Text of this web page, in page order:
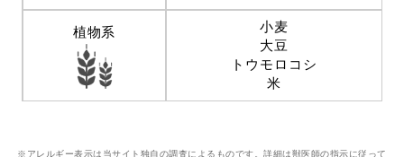
植物系
小麦
大豆
トウモロコシ
米
※アレルギー表示は当サイト独自の調査によるものです。詳細は獣医師の指示に従って